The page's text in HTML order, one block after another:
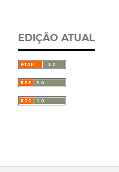
EDIÇÃO ATUAL